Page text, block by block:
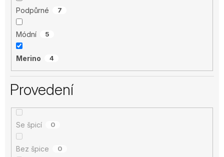
Podpůrné 7
Módní 5
Merino 4
Provedení
Se špicí 0
Bez špice 0